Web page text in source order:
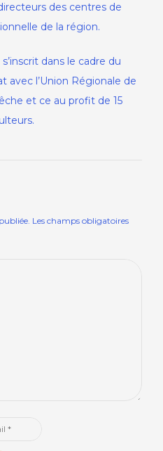
des centres de
de la région.
dans le cadre du
avec l’Union Régionale de
et ce au profit de 15
Les champs obligatoires